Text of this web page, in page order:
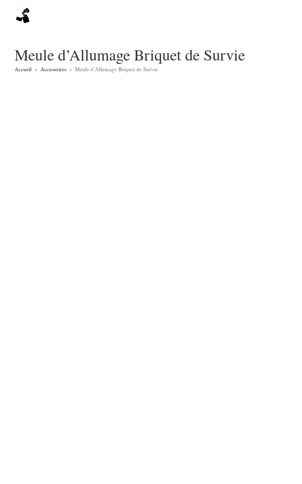
Meule d’Allumage Briquet de Survie
Accueil > Accessoires > Meule d’Allumage Briquet de Survie